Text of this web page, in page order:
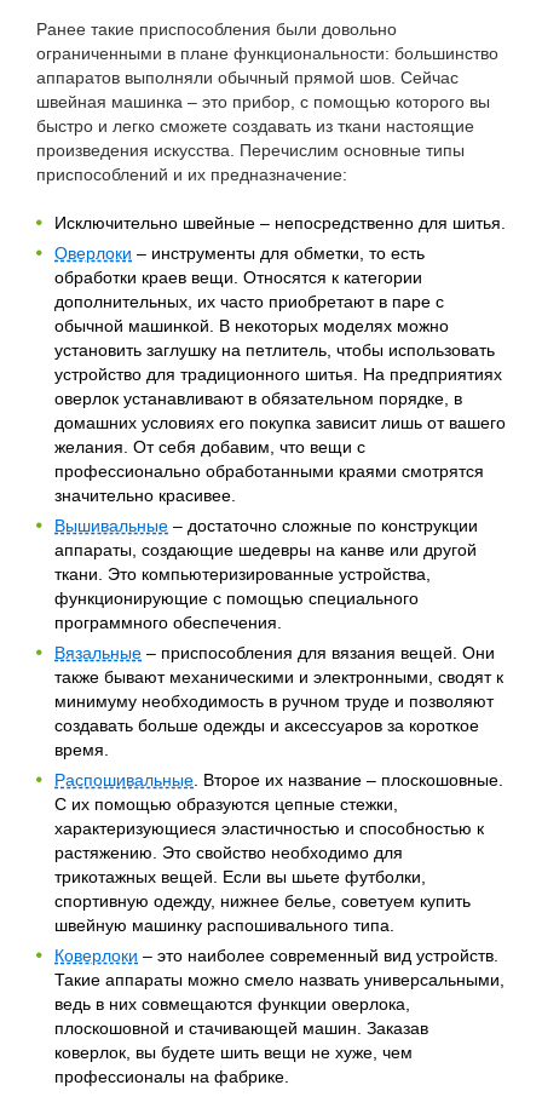
Ранее такие приспособления были довольно
ограниченными в плане функциональности: большинство
аппаратов выполняли обычный прямой шов. Сейчас
швейная машинка – это прибор, с помощью которого вы
быстро и легко сможете создавать из ткани настоящие
произведения искусства. Перечислим основные типы
приспособлений и их предназначение:
Исключительно швейные – непосредственно для шитья.
Оверлоки – инструменты для обметки, то есть
обработки краев вещи. Относятся к категории
дополнительных, их часто приобретают в паре с
обычной машинкой. В некоторых моделях можно
установить заглушку на петлитель, чтобы использовать
устройство для традиционного шитья. На предприятиях
оверлок устанавливают в обязательном порядке, в
домашних условиях его покупка зависит лишь от вашего
желания. От себя добавим, что вещи с
профессионально обработанными краями смотрятся
значительно красивее.
Вышивальные – достаточно сложные по конструкции
аппараты, создающие шедевры на канве или другой
ткани. Это компьютеризированные устройства,
функционирующие с помощью специального
программного обеспечения.
Вязальные – приспособления для вязания вещей. Они
также бывают механическими и электронными, сводят к
минимуму необходимость в ручном труде и позволяют
создавать больше одежды и аксессуаров за короткое
время.
Распошивальные . Второе их название – плоскошовные.
С их помощью образуются цепные стежки,
характеризующиеся эластичностью и способностью к
растяжению. Это свойство необходимо для
трикотажных вещей. Если вы шьете футболки,
спортивную одежду, нижнее белье, советуем купить
швейную машинку распошивального типа.
Коверлоки – это наиболее современный вид устройств.
Такие аппараты можно смело назвать универсальными,
ведь в них совмещаются функции оверлока,
плоскошовной и стачивающей машин. Заказав
коверлок, вы будете шить вещи не хуже, чем
профессионалы на фабрике.